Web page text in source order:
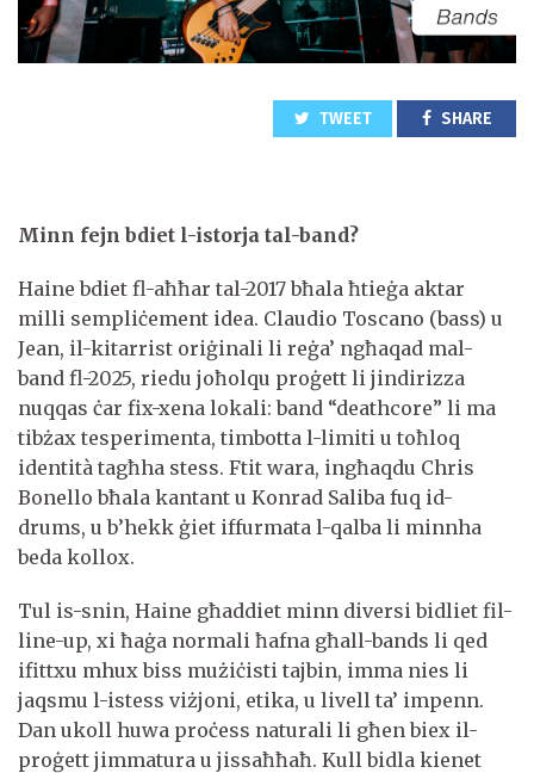
TWEET SHARE
Minn fejn bdiet l-istorja tal-band?
Haine bdiet fl-aħħar tal-2017 bħala ħtieġa aktar
milli sempliċement idea. Claudio Toscano (bass) u
Jean, il-kitarrist oriġinali li reġa’ ngħaqad mal-
band fl-2025, riedu joħolqu proġett li jindirizza
nuqqas ċar fix-xena lokali: band “deathcore” li ma
tibżax tesperimenta, timbotta l-limiti u toħloq
identità tagħha stess. Ftit wara, ingħaqdu Chris
Bonello bħala kantant u Konrad Saliba fuq id-
drums, u b’hekk ġiet iffurmata l-qalba li minnha
beda kollox.
Tul is-snin, Haine għaddiet minn diversi bidliet fil-
line-up, xi ħaġa normali ħafna għall-bands li qed
ifittxu mhux biss mużiċisti tajbin, imma nies li
jaqsmu l-istess viżjoni, etika, u livell ta’ impenn.
Dan ukoll huwa proċess naturali li għen biex il-
proġett jimmatura u jissaħħaħ. Kull bidla kienet